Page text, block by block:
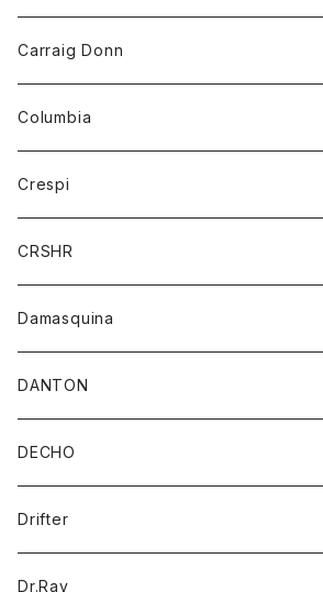
チーフ
バンダナ
トレーナー
パーカー
ショートパンツ
オーバーオール
カーディガン
Tシャツ
パーカー
ハーフスリーブTシャツ
Carraig Donn
ニット
Columbia
アウター
ジャケット
Crespi
ジャケット
ワンピース
ブラウス
CRSHR
キャップ
Damasquina
ウォレット
カードケース
バッグ
DANTON
アウター
コート
ジャケット
アクセサリー
バッグ
キッズ
DECHO
帽子
Drifter
Dr.Ray